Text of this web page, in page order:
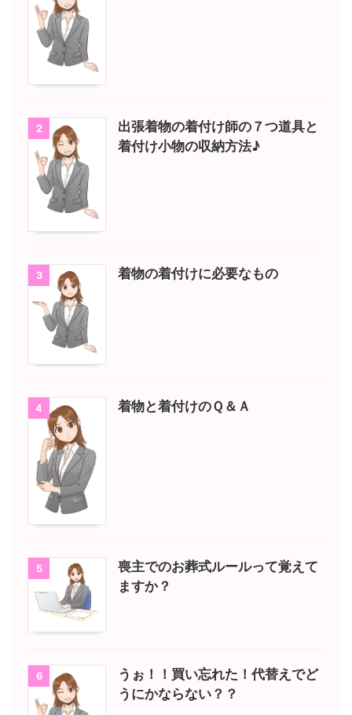
2
出張着物の着付け師の７つ道具と
着付け小物の収納方法♪
3 着物の着付けに必要なもの
4 着物と着付けのＱ＆Ａ
5
喪主でのお葬式ルールって覚えて
ますか？
6
うぉ！！買い忘れた！代替えでど
うにかならない？？